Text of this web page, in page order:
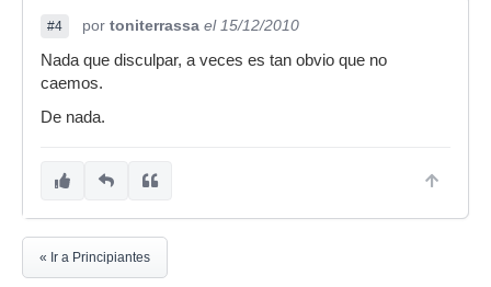
#4 por toniterrassa el 15/12/2010
Nada que disculpar, a veces es tan obvio que no
caemos.
De nada.
« Ir a Principiantes